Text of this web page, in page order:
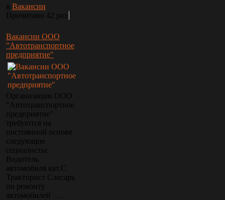
в Вакансии
Прочитано 42 раз
Вакансии ООО
"Автотранспортное
предприятие"
Организации ООО
"Автотранспортное
предприятие"
требуются на
постоянной основе
следующие
сециалисты:
Водитель
автомобиля кат.С
Тракторист Слесарь
по ремонту
автомобилей …